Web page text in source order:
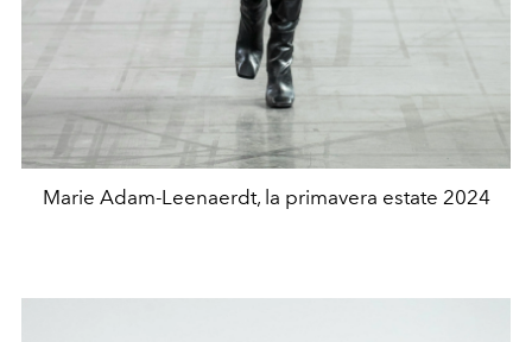
Marie Adam-Leenaerdt, la primavera estate 2024